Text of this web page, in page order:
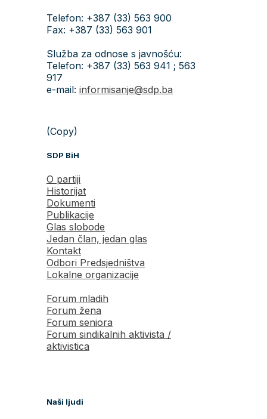
Telefon: +387 (33) 563 900
Fax: +387 (33) 563 901
Služba za odnose s javnošću:
Telefon: +387 (33) 563 941 ; 563
917
e-mail: informisanje@sdp.ba
(Copy)
SDP BiH
O partiji
Historijat
Dokumenti
Publikacije
Glas slobode
Jedan član, jedan glas
Kontakt
Odbori Predsjedništva
Lokalne organizacije
Forum mladih
Forum žena
Forum seniora
Forum sindikalnih aktivista /
aktivistica
Naši ljudi